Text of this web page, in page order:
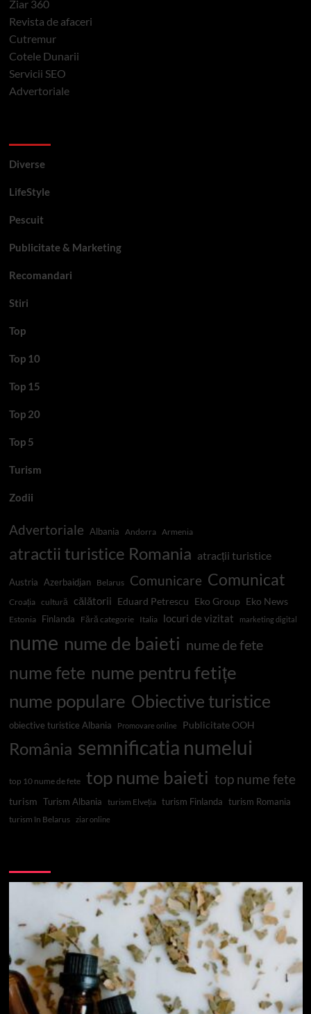
Ziar 360
Revista de afaceri
Cutremur
Cotele Dunarii
Servicii SEO
Advertoriale
Diverse
LifeStyle
Pescuit
Publicitate & Marketing
Recomandari
Stiri
Top
Top 10
Top 15
Top 20
Top 5
Turism
Zodii
Advertoriale Albania Andorra Armenia
atractii turistice Romania atracții turistice
Austria Azerbaidjan Belarus Comunicare Comunicat
Croația cultură călătorii Eduard Petrescu Eko Group Eko News
Estonia Finlanda Fără categorie Italia locuri de vizitat marketing digital
nume nume de baieti nume de fete
nume fete nume pentru fetițe
nume populare Obiective turistice
obiective turistice Albania Promovare online Publicitate OOH
România semnificatia numelui
top 10 nume de fete top nume baieti top nume fete
turism Turism Albania turism Elveția turism Finlanda turism Romania
turism în Belarus ziar online